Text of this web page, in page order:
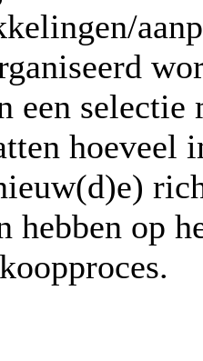
een selectie
hoeveel
hebben op